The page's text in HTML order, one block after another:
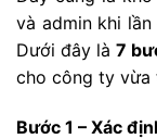
và admin khi
Dưới đây là7
cho công ty vừa
Bước 1 – Xác